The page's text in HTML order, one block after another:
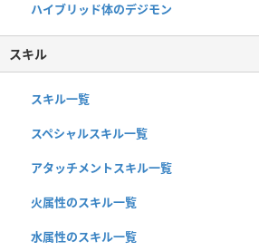
ハイブリッド体のデジモン
スキル
スキル一覧
スペシャルスキル一覧
アタッチメントスキル一覧
火属性のスキル一覧
水属性のスキル一覧